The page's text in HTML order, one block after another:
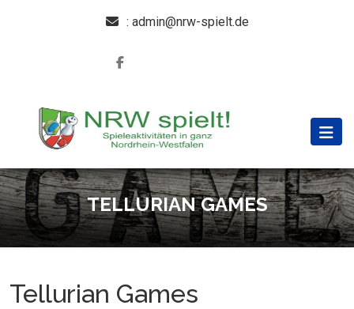
: admin@nrw-spielt.de
TELLURIAN GAMES
Tellurian Games